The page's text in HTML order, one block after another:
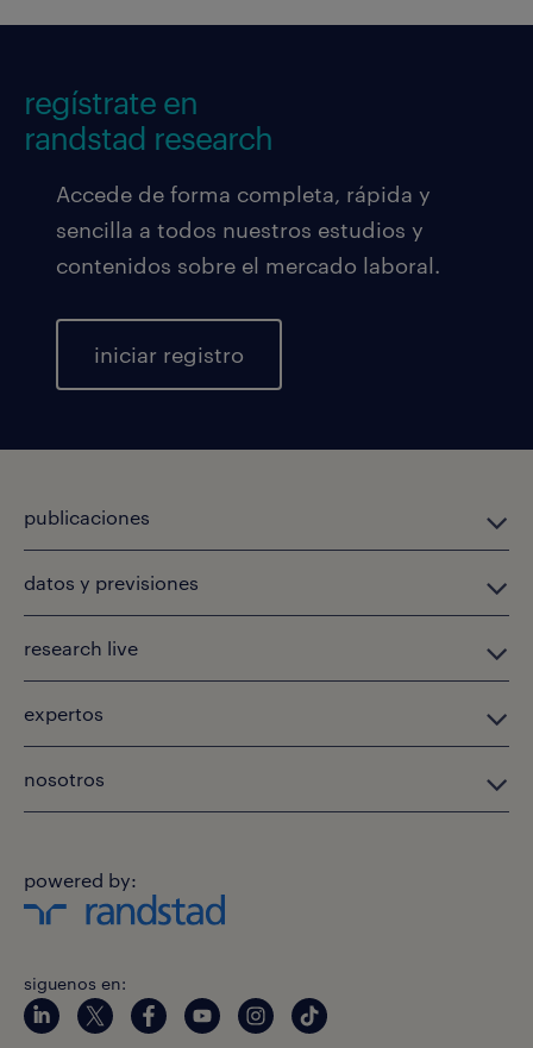
regístrate en
randstad research
Accede de forma completa, rápida y
sencilla a todos nuestros estudios y
contenidos sobre el mercado laboral.
iniciar registro
publicaciones
datos y previsiones
research live
expertos
nosotros
powered by:
siguenos en: